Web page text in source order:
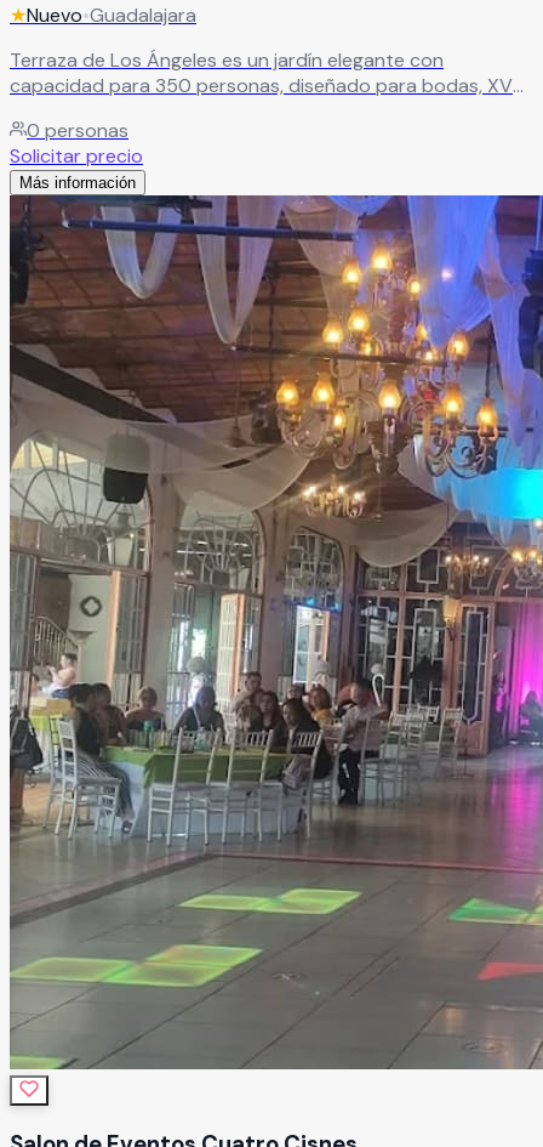
★Nuevo•Guadalajara
Terraza de Los Ángeles es un jardín elegante con
capacidad para 350 personas, diseñado para bodas, XV
imponente pérgola toma protagonismo como mesa
principal, creando ese punto focal que toda celebración
necesita.Leer más
0 personas
Solicitar precio
Más información